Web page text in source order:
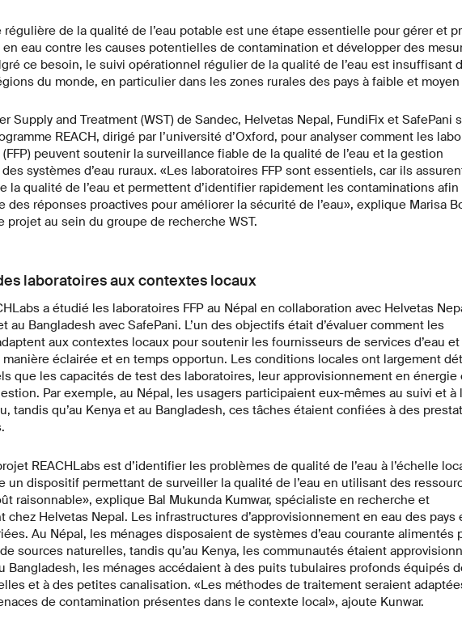
régulière de la qualité de l’eau potable est une étape essentielle pour gérer et
eau contre les causes potentielles de contamination et développer des
ce besoin, le suivi opérationnel régulier de la qualité de l’eau est insuffisant
du monde, en particulier dans les zones rurales des pays à faible et moyen
Supply and Treatment (WST) de Sandec, Helvetas Nepal, FundiFix et SafePani
REACH, dirigé par l’université d’Oxford, pour analyser comment les
peuvent soutenir la surveillance fiable de la qualité de l’eau et la gestion
systèmes d’eau ruraux. «Les laboratoires FFP sont essentiels, car ils
la qualité de l’eau et permettent d’identifier rapidement les contaminations afin
des réponses proactives pour améliorer la sécurité de l’eau», explique Marisa
projet au sein du groupe de recherche WST.
laboratoires aux contextes locaux
a étudié les laboratoires FFP au Népal en collaboration avec Helvetas
au Bangladesh avec SafePani. L’un des objectifs était d’évaluer comment les
aux contextes locaux pour soutenir les fournisseurs de services d’eau
éclairée et en temps opportun. Les conditions locales ont largement
que les capacités de test des laboratoires, leur approvisionnement en énergie
Par exemple, au Népal, les usagers participaient eux-mêmes au suivi et à
tandis qu’au Kenya et au Bangladesh, ces tâches étaient confiées à des
REACHLabs est d’identifier les problèmes de qualité de l’eau à l’échelle
un dispositif permettant de surveiller la qualité de l’eau en utilisant des
raisonnable», explique Bal Mukunda Kumwar, spécialiste en recherche et
chez Helvetas Nepal. Les infrastructures d’approvisionnement en eau des pays
Au Népal, les ménages disposaient de systèmes d’eau courante alimentés
sources naturelles, tandis qu’au Kenya, les communautés étaient
Bangladesh, les ménages accédaient à des puits tubulaires profonds équipés
et à des petites canalisation. «Les méthodes de traitement seraient
de contamination présentes dans le contexte local», ajoute Kunwar.